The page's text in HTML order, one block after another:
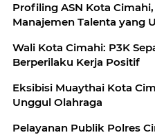
Profiling ASN Kota
Manajemen Talenta yang
Wali Kota Cimahi: P3K
Berperilaku Kerja Positif
Eksibisi Muaythai Kota
Unggul Olahraga
Pelayanan Publik Polres